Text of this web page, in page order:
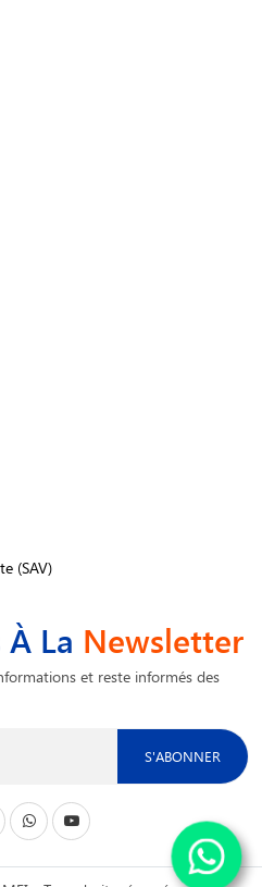
(SAV)
La Newsletter
et reste informés des
S'ABONNER